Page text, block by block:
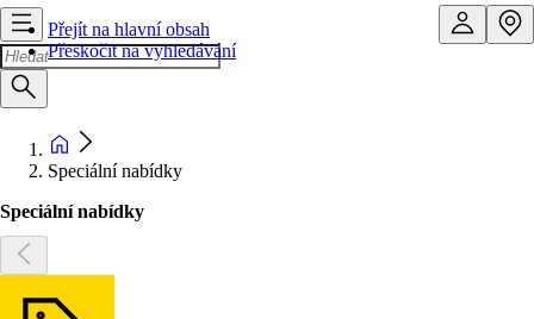
Přejít na hlavní obsah
Přeskočit na vyhledávání
Speciální nabídky
Speciální nabídky